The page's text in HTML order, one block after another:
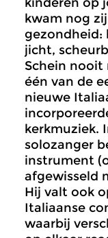
kwam nog
gezondheid:
jicht,
Schein nooit
één van de
nieuwe
kerkmuziek.
solozanger
instrument
afgewisseld
Hij valt ook
Italiaanse
waarbij